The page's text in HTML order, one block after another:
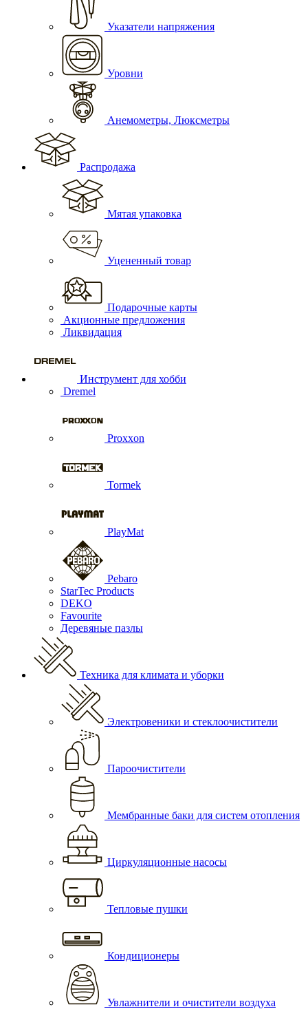
Указатели напряжения
Уровни
Анемометры, Люксметры
Распродажа
Мятая упаковка
Уцененный товар
Подарочные карты
Акционные предложения
Ликвидация
Инструмент для хобби
Dremel
Proxxon
Tormek
PlayMat
Pebaro
StarTec Products
DEKO
Favourite
Деревяные пазлы
Техника для климата и уборки
Электровеники и стеклоочистители
Пароочистители
Мембранные баки для систем отопления
Циркуляционные насосы
Тепловые пушки
Кондиционеры
Увлажнители и очистители воздуха